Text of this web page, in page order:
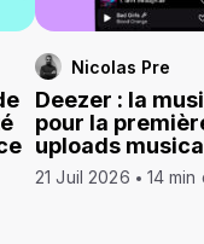
Nicolas Pre
Deezer : la
pour la
uploads
21 Juil 2026 14